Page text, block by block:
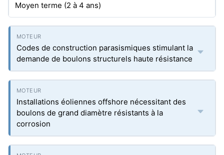
Moyen terme (2 à 4 ans)
Codes de construction parasismiques stimulant la
demande de boulons structurels haute résistance
Installations éoliennes offshore nécessitant des
boulons de grand diamètre résistants à la
corrosion